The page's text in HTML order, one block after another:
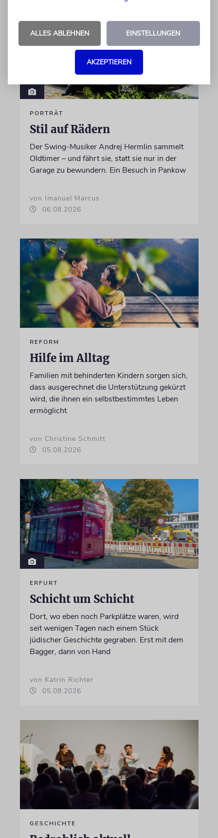
PORTRÄT
Stil auf Rädern
Der Swing-Musiker Andrej Hermlin sammelt
Oldtimer – und fährt sie, statt sie nur in der
Garage zu bewundern. Ein Besuch in Pankow
von Imanuel Marcus
06.08.2026
REFORM
Hilfe im Alltag
Familien mit behinderten Kindern sorgen sich,
dass ausgerechnet die Unterstützung gekürzt
wird, die ihnen ein selbstbestimmtes Leben
ermöglicht
von Christine Schmitt
05.08.2026
ERFURT
Schicht um Schicht
Dort, wo eben noch Parkplätze waren, wird
seit wenigen Tagen nach einem Stück
jüdischer Geschichte gegraben. Erst mit dem
Bagger, dann von Hand
von Katrin Richter
05.08.2026
GESCHICHTE
ALLES ABLEHNEN EINSTELLUNGEN
AKZEPTIEREN